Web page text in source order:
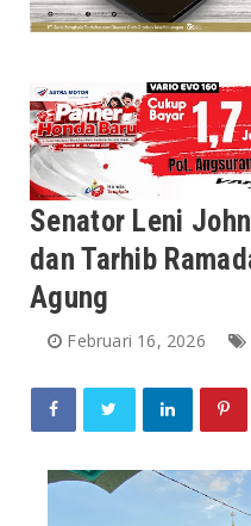
Senator Leni
dan Tarhib
Agung
Februari 16, 2026